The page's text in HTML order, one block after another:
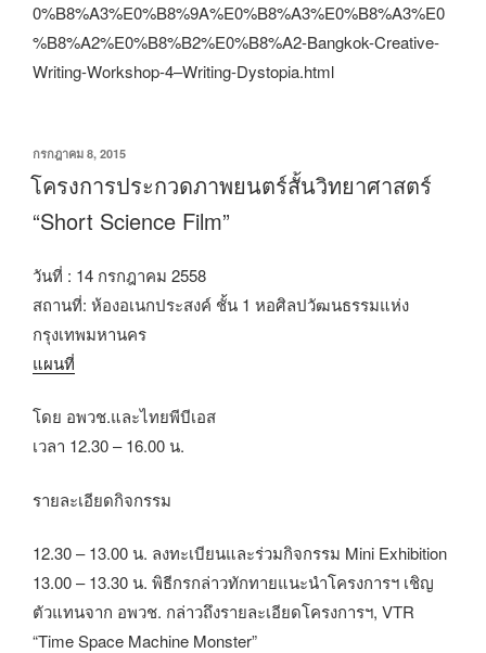
0%B8%A3%E0%B8%9A%E0%B8%A3%E0%B8%A3%E0
%B8%A2%E0%B8%B2%E0%B8%A2-Bangkok-Creative-
Writing-Workshop-4–Writing-Dystopia.html
เขียน
วัน
ที่
กรกฎาคม 8, 2015
โครงการประกวดภาพยนตร์สั้นวิทยาศาสตร์
“Short Science Film”
วันที่ : 14 กรกฎาคม 2558
สถานที่: ห้องอเนกประสงค์ ชั้น 1 หอศิลปวัฒนธรรมแห่ง
กรุงเทพมหานคร
แผนที่
โดย อพวช.และไทยพีบีเอส
เวลา 12.30 – 16.00 น.
รายละเอียดกิจกรรม
12.30 – 13.00 น. ลงทะเบียนและร่วมกิจกรรม Mini Exhibition
13.00 – 13.30 น. พิธีกรกล่าวทักทายแนะนำโครงการฯ เชิญ
ตัวแทนจาก อพวช. กล่าวถึงรายละเอียดโครงการฯ, VTR
“Time Space Machine Monster”